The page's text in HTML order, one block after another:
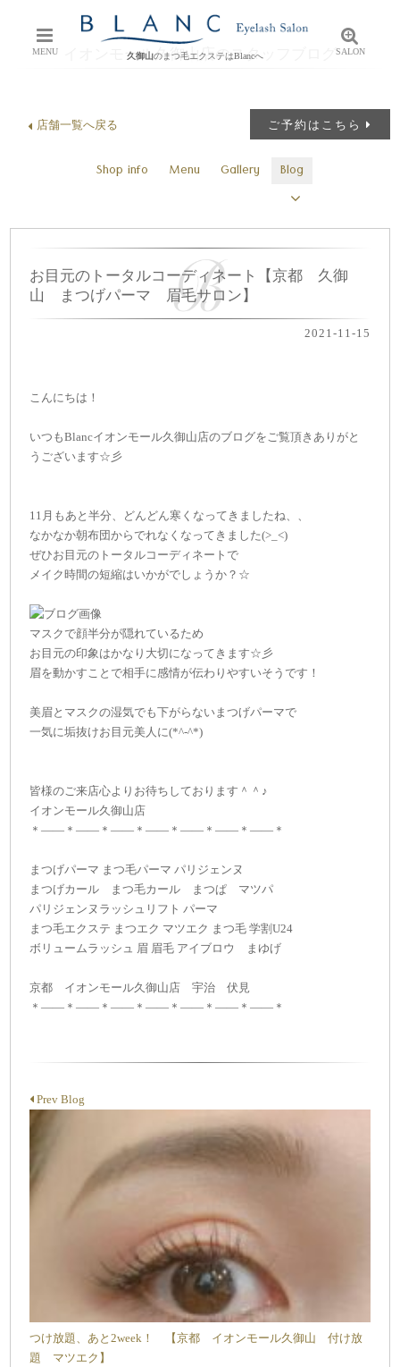
MENU 久御山のまつ毛エクステはBlancへ SALON
イオンモール久御山店のスタッフブログ
ご予約はこちら
店舗一覧へ戻る
Shop info Menu Gallery Blog
お目元のトータルコーディネート【京都 久御
山 まつげパーマ 眉毛サロン】
2021-11-15
こんにちは！
いつもBlancイオンモール久御山店のブログをご覧頂きありがと
うございます☆彡
11月もあと半分、どんどん寒くなってきましたね、、
なかなか朝布団からでれなくなってきました(>_<)
ぜひお目元のトータルコーディネートで
メイク時間の短縮はいかがでしょうか？☆
マスクで顔半分が隠れているため
お目元の印象はかなり大切になってきます☆彡
眉を動かすことで相手に感情が伝わりやすいそうです！
美眉とマスクの湿気でも下がらないまつげパーマで
一気に垢抜けお目元美人に(*^-^*)
皆様のご来店心よりお待ちしております＾＾♪
イオンモール久御山店
＊——＊——＊——＊——＊——＊——＊——＊
まつげパーマ まつ毛パーマ パリジェンヌ
まつげカール まつ毛カール まつぱ マツパ
パリジェンヌラッシュリフト パーマ
まつ毛エクステ まつエク マツエク まつ毛 学割U24
ボリュームラッシュ 眉 眉毛 アイブロウ まゆげ
京都 イオンモール久御山店 宇治 伏見
＊——＊——＊——＊——＊——＊——＊——＊
Prev Blog
つけ放題、あと2week！ 【京都 イオンモール久御山 付け放
題 マツエク】